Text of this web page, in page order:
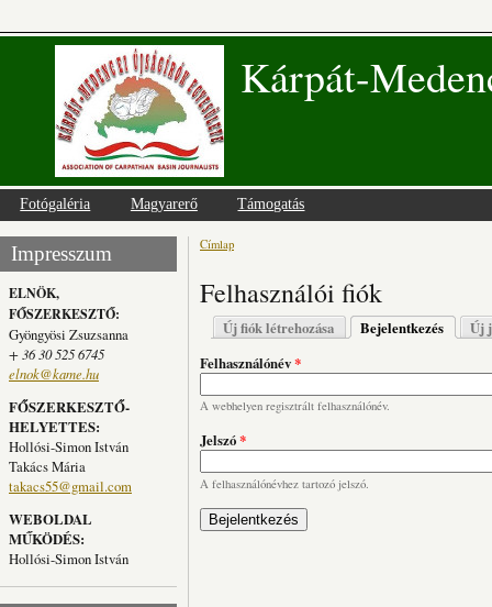
Kárpát-
Fotógaléria Magyarerő Támogatás
Impresszum
ELNÖK,
FŐSZERKESZTŐ:
Gyöngyösi Zsuzsanna
+ 36 30 525 6745
elnok@kame.hu
FŐSZERKESZTŐ-
HELYETTES:
Hollósi-Simon István
Takács Mária
takacs55@gmail.com
WEBOLDAL
MŰKÖDÉS:
Hollósi-Simon István
Jelenlegi hely
Címlap
Felhasználói fiók
Elsődleges fülek
Új fiók létrehozása Bejelentkezés (aktív
Új
Felhasználónév*
A webhelyen regisztrált felhasználónév.
Jelszó*
A felhasználónévhez tartozó jelszó.